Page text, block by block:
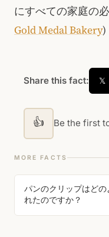
にすべての家庭の
Gold Medal Bakery)
Share this fact: 𝕏
👍 Be the first
MORE FACTS
パンのクリップはどの
れたのですか？